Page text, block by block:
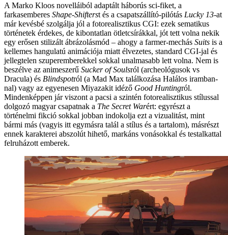
A Marko Kloos novelláiból adaptált háborús sci-fiket, a
farkasemberes Shape-Shifterst és a csapatszállító-pilótás Lucky 13-at
már kevésbé szolgálja jól a fotorealisztikus CGI: ezek sematikus
történetek érdekes, de kibontatlan ötletcsírákkal, jót tett volna nekik
egy erősen stilizált ábrázolásmód – ahogy a farmer-mechás Suits is a
kellemes hangulatú animációja miatt élvezetes, standard CGI-jal és
jellegtelen szuperemberekkel sokkal unalmasabb lett volna. Nem is
beszélve az animeszerű Sucker of Soulsról (archeológusok vs
Dracula) és Blindspotról (a Mad Max találkozása Halálos iramban-
nal) vagy az egyenesen Miyazakit idéző Good Huntingról.
Mindenképpen jár viszont a pacsi a szintén fotorealisztikus stílussal
dolgozó magyar csapatnak a The Secret Warért: egyrészt a
történelmi fikció sokkal jobban indokolja ezt a vizualitást, mint
bármi más (vagyis itt egymásra talál a stílus és a tartalom), másrészt
ennek karakterei abszolút hihető, markáns vonásokkal és testalkattal
felruházott emberek.